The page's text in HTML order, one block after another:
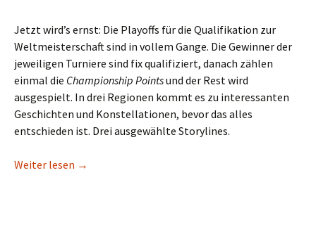
Jetzt wird’s ernst: Die Playoffs für die Qualifikation zur
Weltmeisterschaft sind in vollem Gange. Die Gewinner der
jeweiligen Turniere sind fix qualifiziert, danach zählen
einmal die Championship Pointsund der Rest wird
ausgespielt. In drei Regionen kommt es zu interessanten
Geschichten und Konstellationen, bevor das alles
entschieden ist. Drei ausgewählte Storylines.
Weiter lesen Die besten Storylines zu den Playoffs: Twitter-
→